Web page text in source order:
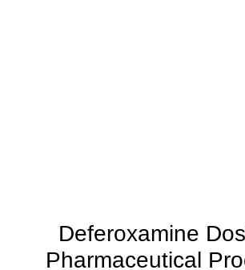
Deferoxamine
Pharmaceutical